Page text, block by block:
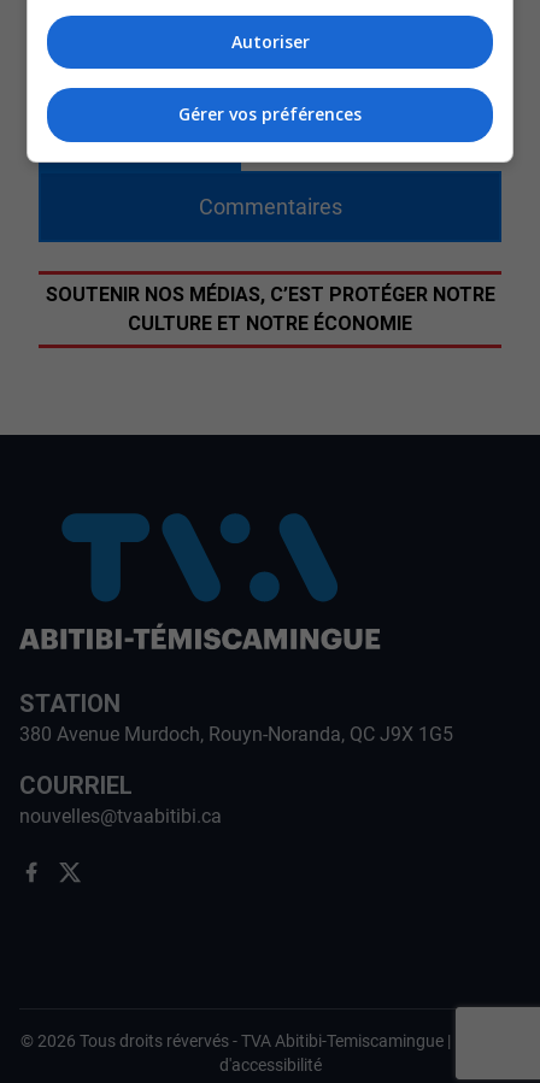
Autant pour les propriétaires que les joueurs, ils espère
pouvoir profiter des belles températures d’ici la fin de
l’été.
Commentaires
SOUTENIR NOS MÉDIAS, C’EST PROTÉGER NOTRE
CULTURE ET NOTRE ÉCONOMIE
STATION
380 Avenue Murdoch, Rouyn-Noranda, QC J9X 1G5
COURRIEL
nouvelles@tvaabitibi.ca
© 2026 Tous droits révervés -TVA Abitibi-Temiscamingue |
d'accessibilité
Autoriser
Gérer vos préférences